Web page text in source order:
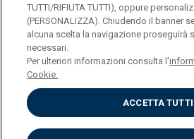
ENGLISH
Privacy
Accessibilità
TUTTI/RIFIUTA TUTTI), oppure
(PERSONALIZZA). Chiudendo il banner
alcuna scelta la navigazione proseguirà
necessari.
Per ulteriori informazioni consulta l'
Cookie.
ACCETTA TUTTI